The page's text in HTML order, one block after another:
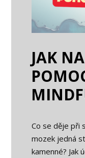
JAK
Co se děje při
mozek jedná
kamenné? Jak